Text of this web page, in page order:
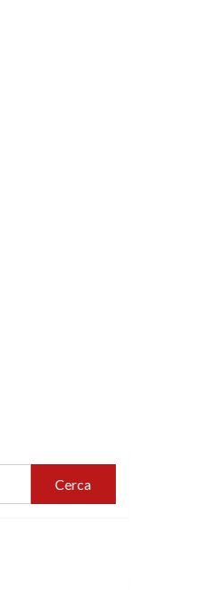
Cerca